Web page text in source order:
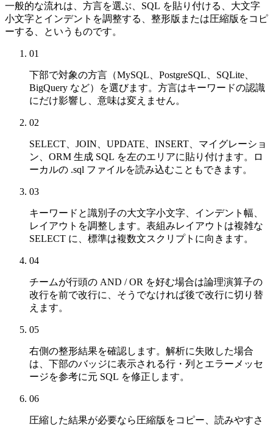
一般的な流れは、方言を選ぶ、SQL を貼り付ける、大文字
小文字とインデントを調整する、整形版または圧縮版をコピ
ーする、というものです。
01
下部で対象の方言（MySQL、PostgreSQL、SQLite、
BigQuery など）を選びます。方言はキーワードの認識
にだけ影響し、意味は変えません。
02
SELECT、JOIN、UPDATE、INSERT、マイグレーショ
ン、ORM 生成 SQL を左のエリアに貼り付けます。ロ
ーカルの .sql ファイルを読み込むこともできます。
03
キーワードと識別子の大文字小文字、インデント幅、
レイアウトを調整します。表組みレイアウトは複雑な
SELECT に、標準は複数文スクリプトに向きます。
04
チームが行頭の AND / OR を好む場合は論理演算子の
改行を前で改行に、そうでなければ後で改行に切り替
えます。
05
右側の整形結果を確認します。解析に失敗した場合
は、下部のバッジに表示される行・列とエラーメッセ
ージを参考に元 SQL を修正します。
06
圧縮した結果が必要なら圧縮版をコピー、読みやすさ